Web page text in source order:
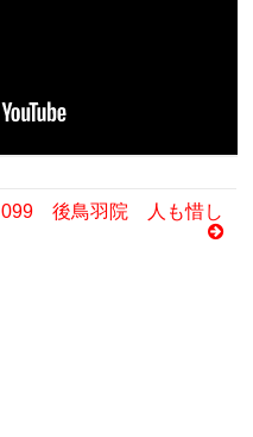
099 後鳥羽院 人も惜し